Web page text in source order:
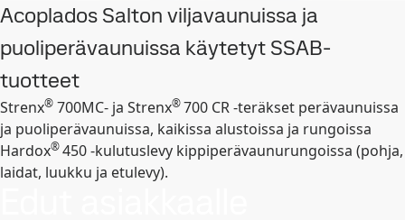
Acoplados Salton viljavaunuissa ja
puoliperävaunuissa käytetyt SSAB-
tuotteet
Strenx® 700MC- ja Strenx®700 CR -teräkset perävaunuissa
ja puoliperävaunuissa, kaikissa alustoissa ja rungoissa
Hardox®450 -kulutuslevy kippiperävaunurungoissa (pohja,
laidat, luukku ja etulevy).